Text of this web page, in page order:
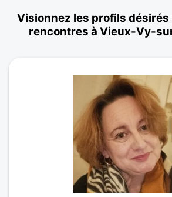
Visionnez les profils désirés
rencontres à Vieux-Vy-